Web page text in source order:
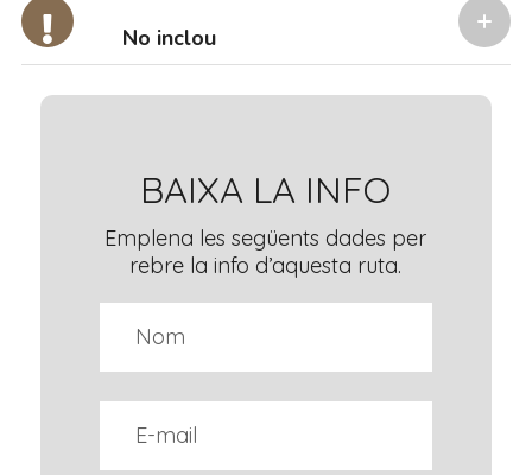
No inclou
BAIXA LA INFO
Emplena les següents dades per
rebre la info d’aquesta ruta.